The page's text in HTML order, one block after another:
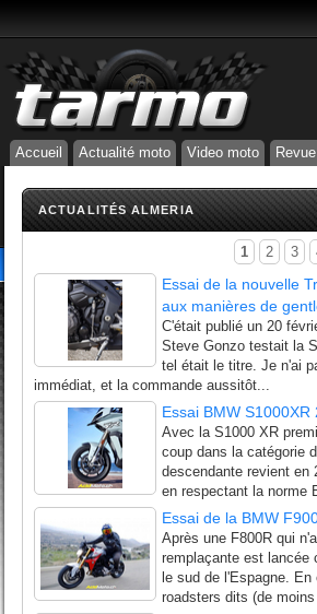
Accueil Actualité moto Video moto
ACTUALITÉS ALMERIA
1 2 3
Essai de la nouvelle
aux manières de
C'était publié un 20
Steve Gonzo testait la
tel était le titre. Je n'ai
immédiat, et la commande aussitôt...
Essai BMW
Avec la S1000 XR
coup dans la catégorie
descendante revient en
en respectant la norme
Essai de la BMW
Après une F800R qui
remplaçante est lancée
le sud de l'Espagne.
roadsters dits (de